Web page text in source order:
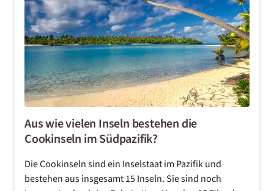
Aus wie vielen Inseln bestehen die
Cookinseln im Südpazifik?
Die Cookinseln sind ein Inselstaat im Pazifik und
bestehen aus insgesamt 15 Inseln. Sie sind noch